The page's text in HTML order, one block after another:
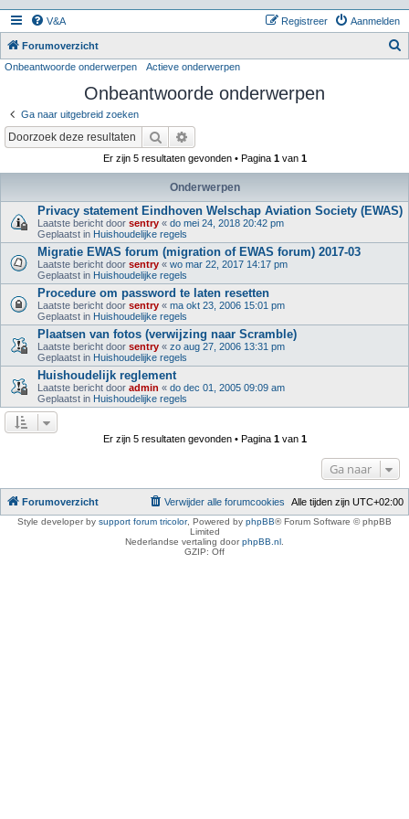
V&A Aanmelden
Registreer
Forumoverzicht
Onbeantwoorde onderwerpen Actieve onderwerpen
Onbeantwoorde onderwerpen
Ga naar uitgebreid zoeken
Zoek
Er zijn 5 resultaten gevonden • Pagina 1van 1
Onderwerpen
Privacy statement Eindhoven Welschap Aviation Society (EWAS)
Laatste bericht door sentry « do mei 24, 2018 20:42 pm
Geplaatst in Huishoudelijke regels
Migratie EWAS forum (migration of EWAS forum) 2017-03
Laatste bericht door sentry « wo mar 22, 2017 14:17 pm
Geplaatst in Huishoudelijke regels
Procedure om password te laten resetten
Laatste bericht door sentry « ma okt 23, 2006 15:01 pm
Geplaatst in Huishoudelijke regels
Plaatsen van fotos (verwijzing naar Scramble)
Laatste bericht door sentry « zo aug 27, 2006 13:31 pm
Geplaatst in Huishoudelijke regels
Huishoudelijk reglement
Laatste bericht door admin « do dec 01, 2005 09:09 am
Geplaatst in Huishoudelijke regels
Er zijn 5 resultaten gevonden • Pagina 1van 1
Ga naar
Forumoverzicht Alle tijden zijn UTC+02:00
Verwijder alle forumcookies
Style developer by support forum tricolor, Powered by phpBB® Forum Software © phpBB
Limited
Nederlandse vertaling doorphpBB.nl
GZIP: Off